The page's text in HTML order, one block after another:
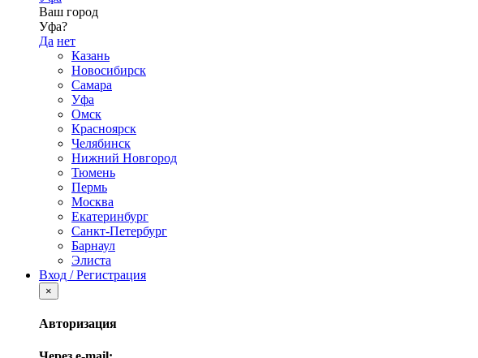
Ваш город
Уфа?
Да нет
Казань
Новосибирск
Самара
Уфа
Омск
Красноярск
Челябинск
Нижний Новгород
Тюмень
Пермь
Москва
Екатеринбург
Санкт-Петербург
Барнаул
Элиста
Вход / Регистрация
×
Авторизация